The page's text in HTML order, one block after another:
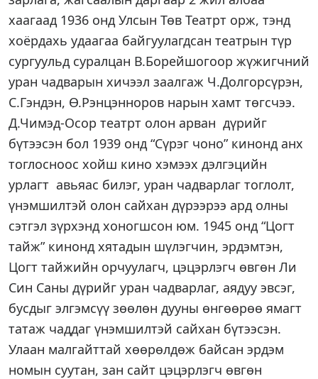
хаагаад 1936 онд Улсын Төв Театрт орж, тэнд
хоёрдахь удаагаа байгуулагдсан театрын түр
сургуульд суралцан В.Борейшогоор жүжигчний
уран чадварын хичээл заалгаж Ч.Долгорсүрэн,
С.Гэндэн, Ө.Рэнцэнноров нарын хамт төгсчээ.
Д.Чимэд-Осор театрт олон арван дүрийг
бүтээсэн бол 1939 онд “Сүрэг чоно” кинонд анх
тоглосноос хойш кино хэмээх дэлгэцийн
урлагт авьяас билэг, уран чадварлаг тоглолт,
үнэмшилтэй олон сайхан дүрээрээ ард олны
сэтгэл зүрхэнд хоногшсон юм. 1945 онд “Цогт
тайж” кинонд хятадын шүлэгчин, эрдэмтэн,
Цогт тайжийн орчуулагч, цэцэрлэгч өвгөн Ли
Син Саны дүрийг уран чадварлаг, аядуу эвсэг,
бусдыг элгэмсүү зөөлөн дууны өнгөөрөө ямагт
татаж чаддаг үнэмшилтэй сайхан бүтээсэн.
Улаан малгайттай хөөрөлдөж байсан эрдэм
номын суутан, зан сайт цэцэрлэгч өвгөн